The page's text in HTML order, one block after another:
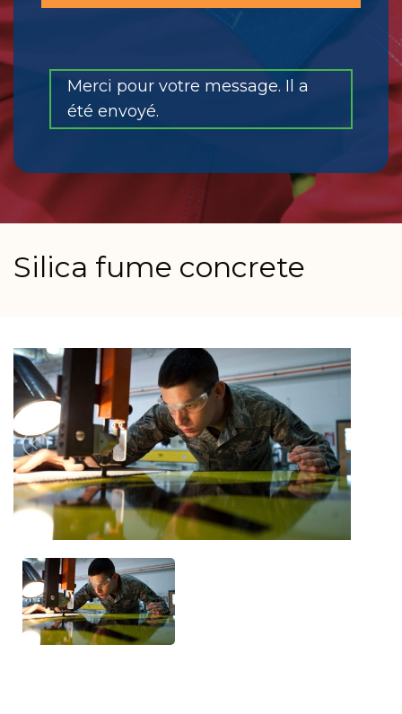
Merci pour votre message. Il a
été envoyé.
Silica fume concrete
Previous